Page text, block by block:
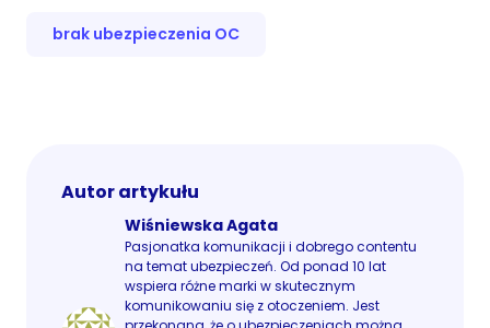
brak ubezpieczenia OC
Autor artykułu
Wiśniewska Agata
Pasjonatka komunikacji i dobrego contentu
na temat ubezpieczeń. Od ponad 10 lat
wspiera różne marki w skutecznym
komunikowaniu się z otoczeniem. Jest